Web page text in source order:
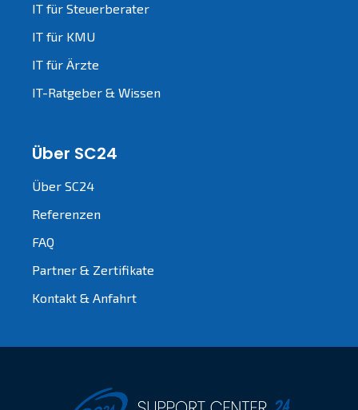
IT für Steuerberater
IT für KMU
IT für Ärzte
IT-Ratgeber & Wissen
Über SC24
Über SC24
Referenzen
FAQ
Partner & Zertifikate
Kontakt & Anfahrt